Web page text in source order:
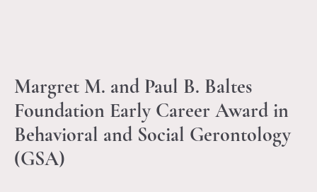
Margret M. and Paul B. Baltes
Foundation Early Career Award in
Behavioral and Social Gerontology
(GSA)